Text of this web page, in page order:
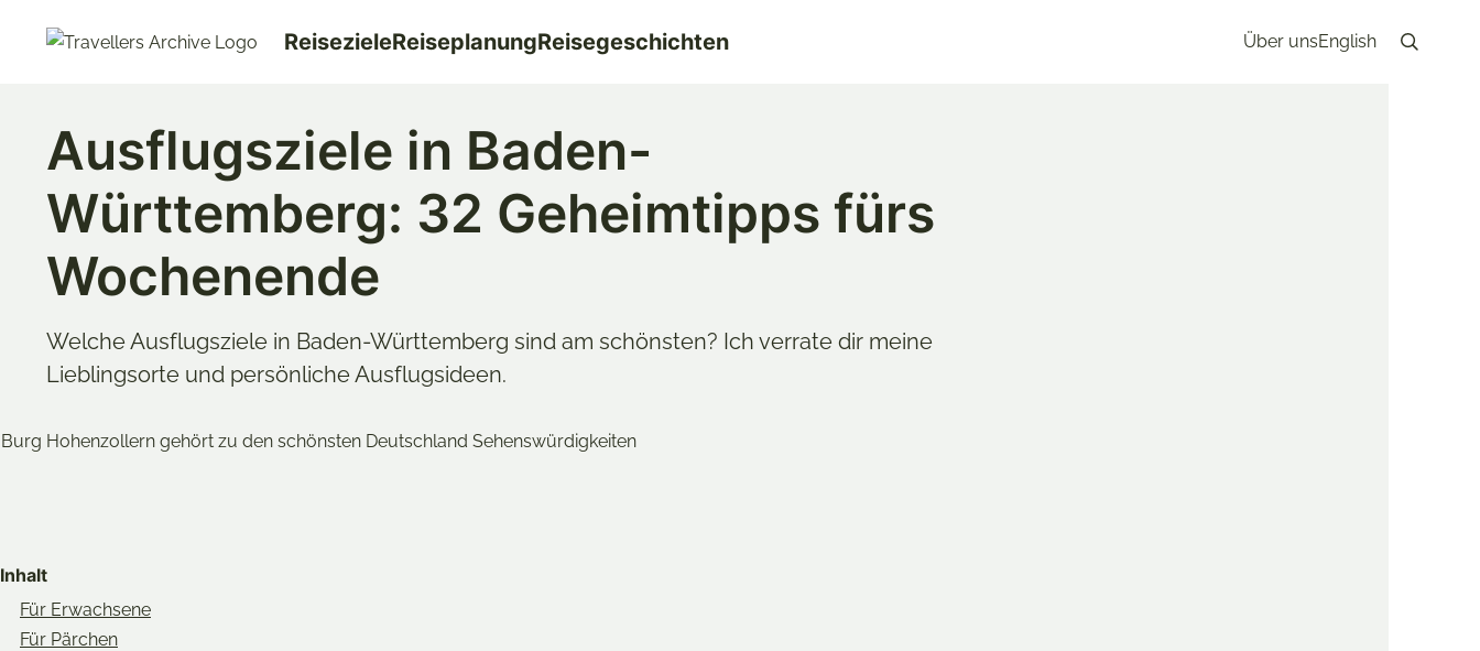
ReisezieleReiseplanungReisegeschichten Über unsEnglish Search
Ausflugsziele in Baden-
Württemberg: 32 Geheimtipps fürs
Wochenende
Welche Ausflugsziele in Baden-Württemberg sind am schönsten? Ich verrate dir meine
Lieblingsorte und persönliche Ausflugsideen.
Twitter
Inhalt
Für Erwachsene
Für Pärchen